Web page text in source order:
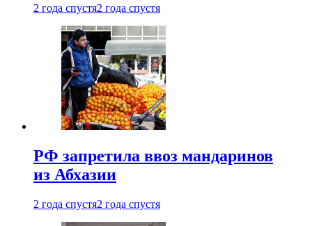
2 года спустя2 года спустя
РФ запретила ввоз мандаринов
из Абхазии
2 года спустя2 года спустя